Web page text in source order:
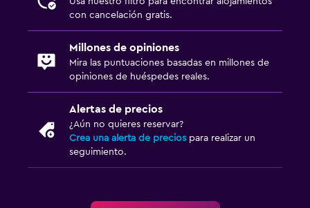
con cancelación gratis.
Millones de opiniones
Mira las puntuaciones basadas en millones de
opiniones de huéspedes reales.
Alertas de precios
¿Aún no quieres reservar?
Crea una alerta de precios para realizar un
seguimiento.